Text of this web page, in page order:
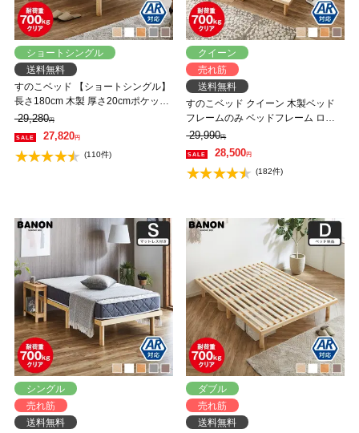
ショートシングル
送料無料
すのこベッド 【ショートシングル】
長さ180cm 木製 厚さ20cmポケット
コイルマットレスセット 耐荷重
350kg 組立簡単 高さ4段階 低ホルム
アルデヒド バノン【AR】
29,280円
27,820円
(110件)
クイーン
売れ筋
送料無料
すのこベッド クイーン 木製ベッド
フレームのみ ベッドフレーム ロー
ベッド 高さ調整 組立簡単 ヘッドレ
ス 一人暮らし 北欧 低ホルムアルデ
ヒド バノン【AR】 【大型家具配
送】
29,990円
28,500円
(182件)
シングル
売れ筋
送料無料
ダブル
売れ筋
送料無料